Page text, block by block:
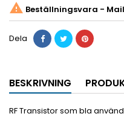
 Beställningsvara -
Dela
BESKRIVNING
RF Transistor som bla